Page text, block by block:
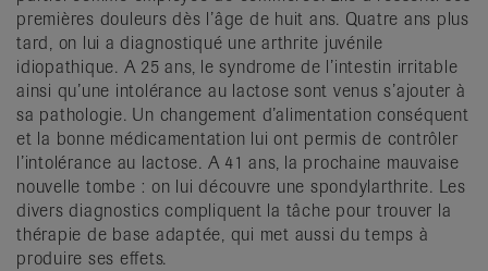
premières douleurs dès l’âge de huit ans. Quatre ans plus
tard, on lui a diagnostiqué une arthrite juvénile
idiopathique. A 25 ans, le syndrome de l’intestin irritable
ainsi qu’une intolérance au lactose sont venus s’ajouter à
sa pathologie. Un changement d’alimentation conséquent
et la bonne médicamentation lui ont permis de contrôler
l’intolérance au lactose. A 41 ans, la prochaine mauvaise
nouvelle tombe : on lui découvre une spondylarthrite. Les
divers diagnostics compliquent la tâche pour trouver la
thérapie de base adaptée, qui met aussi du temps à
produire ses effets.